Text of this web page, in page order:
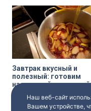
Завтрак вкусный и
полезный: готовим
настоящий домашний
Клюквейн
19 декабря 202507:45
Наш веб-сайт
Вашем устройстве,